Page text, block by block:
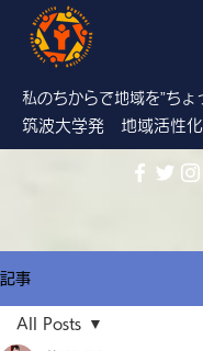
私のちからで地域を”ちょ
筑波大学発 地域活性
記事
All Posts